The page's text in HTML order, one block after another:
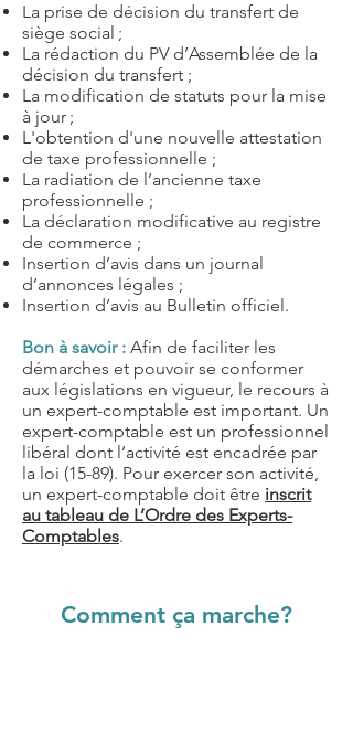
La prise de décision du transfert de
siège social ;
La rédaction du PV d’Assemblée de la
décision du transfert ;
La modification de statuts pour la mise
à jour ;
L'obtention d'une nouvelle attestation
de taxe professionnelle ;
La radiation de l’ancienne taxe
professionnelle ;
La déclaration modificative au registre
de commerce ;
Insertion d’avis dans un journal
d’annonces légales ;
Insertion d’avis au Bulletin officiel.
Bon à savoir : Afin de faciliter les
démarches et pouvoir se conformer
aux législations en vigueur, le recours à
un expert-comptable est important. Un
expert-comptable est un professionnel
libéral dont l’activité est encadrée par
la loi (15-89). Pour exercer son activité,
un expert-comptable doit être inscrit
au tableau de L’Ordre des Experts-
Comptables.
Comment ça marche?